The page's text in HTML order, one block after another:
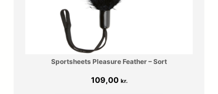
Sportsheets Pleasure Feather – Sort
109,00 kr.